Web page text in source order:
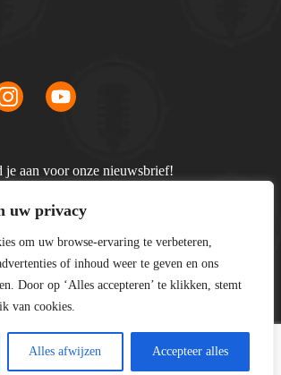
uw privacy
om uw browse-ervaring te verbeteren,
of inhoud weer te geven en ons
Door op ‘Alles accepteren’ te klikken, stemt
van cookies.
Alles afwijzen Accepteer alles
je aan voor onze nieuwsbrief!
- Fullservice evenementenbureau